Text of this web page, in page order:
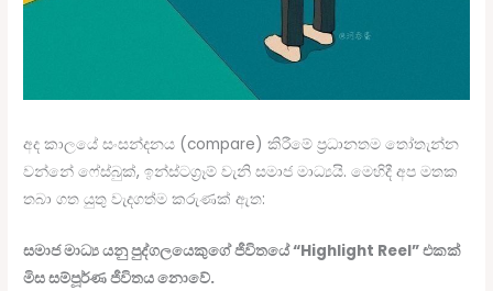
අද කාලයේ සංසන්දනය (compare) කිරීමේ ප්‍රධානතම තෝතැන්න
වන්නේ ෆේස්බුක්, ඉන්ස්ටග්‍රෑම් වැනි සමාජ මාධ්‍යයි. මෙහිදී අප මතක
තබා ගත යුතු වැදගත්ම කරුණක් ඇත:
සමාජ මාධ්‍ය යනු පුද්ගලයෙකුගේ ජීවිතයේ “Highlight Reel” එකක්
මිස සම්පූර්ණ ජීවිතය නොවේ.